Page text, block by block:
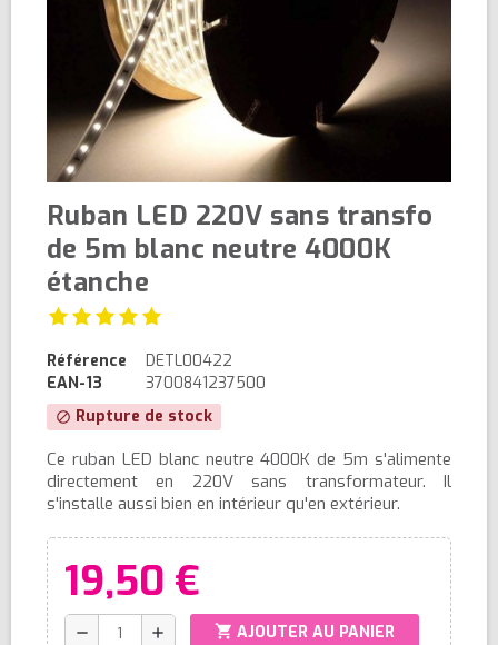
Ruban LED 220V sans transfo
de 5m blanc neutre 4000K
étanche
Référence
DETL00422
EAN-13
3700841237500
block Rupture de stock
Ce ruban LED blanc neutre 4000K de 5m s'alimente
directement en 220V sans transformateur. Il
s'installe aussi bien en intérieur qu'en extérieur.
19,50 €
remove add shopping_cart AJOUTER AU PANIER